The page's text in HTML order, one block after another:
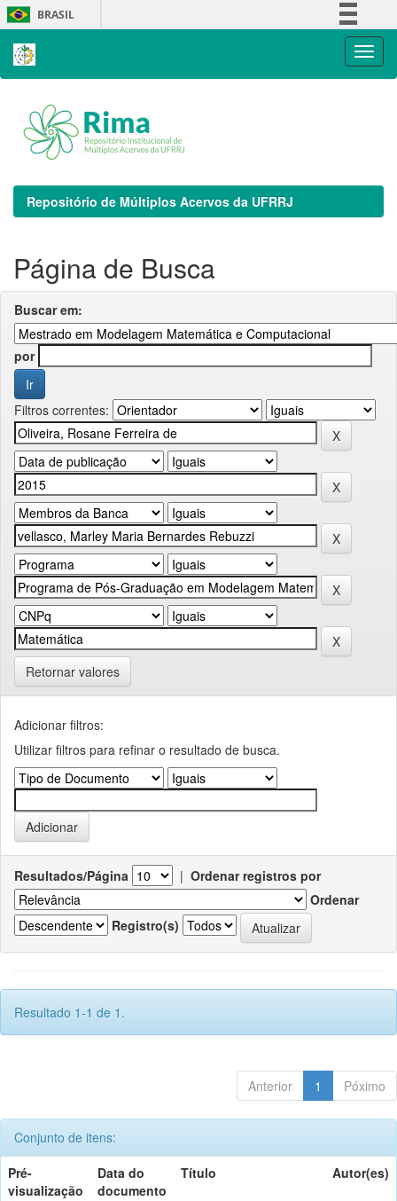
Skip
navigation
BRASIL
Repositório de Múltiplos Acervos da UFRRJ
Página de Busca
Buscar em:
por
Filtros correntes:
Retornar valores
Adicionar filtros:
Utilizar filtros para refinar o resultado de busca.
Resultados/Página | Ordenar registros por
Ordenar
Registro(s)
Resultado 1-1 de 1.
Anterior 1 Póximo
Conjunto de itens:
Pré-
visualização
Data do
documento
Título Autor(es)